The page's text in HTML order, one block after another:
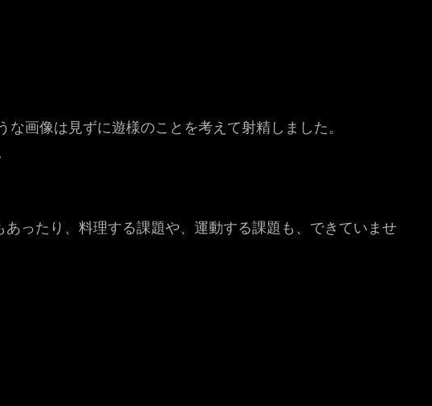
画像は見ずに遊様のことを考えて射精しました。
ったり、料理する課題や、運動する課題も、できていませ